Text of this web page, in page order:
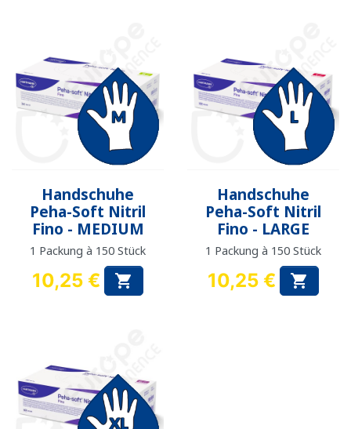
Handschuhe
Peha-Soft Nitril
Fino - MEDIUM
1 Packung à 150 Stück
Preis
10,25 € 
Handschuhe
Peha-Soft Nitril
Fino - LARGE
1 Packung à 150 Stück
Preis
10,25 € 